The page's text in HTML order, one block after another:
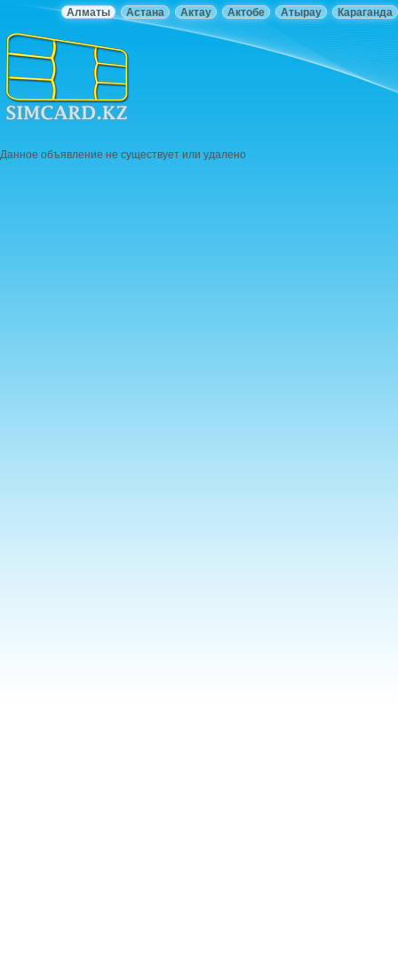
Караганда
Атырау
Актобе
Актау
Астана
Алматы
Данное объявление не существует или удалено